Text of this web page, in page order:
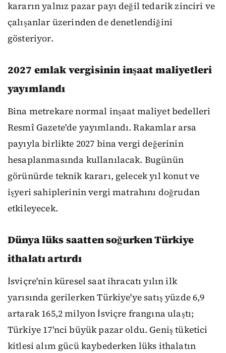
kararın yalnız pazar payı değil tedarik zinciri ve
çalışanlar üzerinden de denetlendiğini
gösteriyor.
2027 emlak vergisinin inşaat maliyetleri
yayımlandı
Bina metrekare normal inşaat maliyet bedelleri
Resmî Gazete'de yayımlandı. Rakamlar arsa
payıyla birlikte 2027 bina vergi değerinin
hesaplanmasında kullanılacak. Bugünün
görünürde teknik kararı, gelecek yıl konut ve
işyeri sahiplerinin vergi matrahını doğrudan
etkileyecek.
Dünya lüks saatten soğurken Türkiye
ithalatı artırdı
İsviçre'nin küresel saat ihracatı yılın ilk
yarısında gerilerken Türkiye'ye satış yüzde 6,9
artarak 165,2 milyon İsviçre frangına ulaştı;
Türkiye 17'nci büyük pazar oldu. Geniş tüketici
kitlesi alım gücü kaybederken lüks ithalatın